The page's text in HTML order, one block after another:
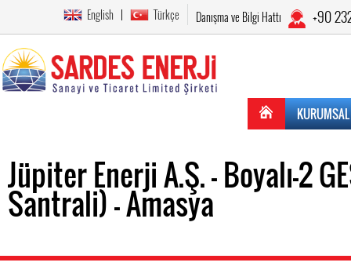
English Türkçe Danışma ve Bilgi Hattı +90
KURUMSAL
Jüpiter Enerji A.Ş. - Boyalı-2
Santrali) - Amasya